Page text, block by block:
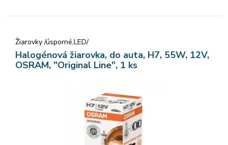
Žiarovky /úsporné,LED/
Halogénová žiarovka, do auta, H7, 55W, 12V,
OSRAM, "Original Line", 1 ks